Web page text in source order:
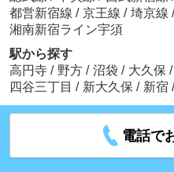
都営新宿線 / 京王線 / 埼京線 /
湘南新宿ライン宇須
駅から探す
高円寺 / 野方 / 沼袋 / 大久保 /
四谷三丁目 / 新大久保 / 新宿 /
電話で